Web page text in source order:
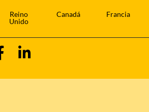
Reino
Unido
Canadá Francia